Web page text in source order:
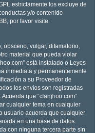
estrictamente los excluye de
y/o contenido
por favor visite:
obsceno, vulgar, difamatorio,
material que pueda violar
está instalado o Leyes
inmediata y permanentemente
a su Proveedor de
los envíos son registradas
que “clanjhoo.com”
cualquier tema en cualquier
usuario acuerda que cualquier
en una base de datos.
con ninguna tercera parte sin